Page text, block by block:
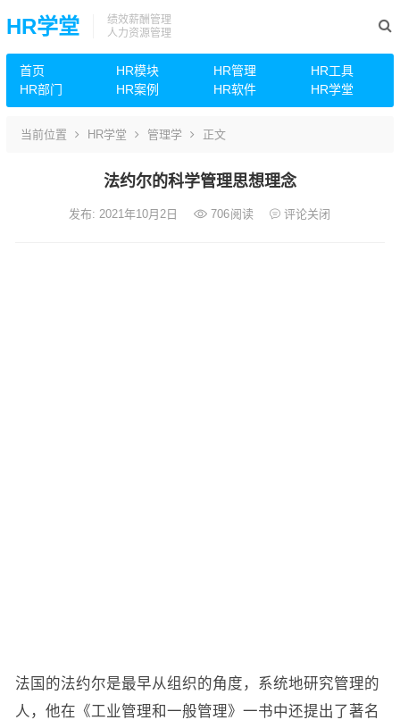
HR学堂
绩效薪酬管理
人力资源管理
首页 HR模块 HR管理
HR工具
HR部门
HR案例 HR软件 HR学堂
当前位置 HR学堂 管理学 正文
法约尔的科学管理思想理念
发布: 2021年10月2日 706阅读 评论关闭
法国的法约尔是最早从组织的角度，系统地研究管理的
人，他在《工业管理和一般管理》一书中还提出了著名